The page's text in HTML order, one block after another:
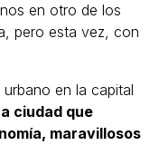
en otro de los
pero esta vez, con
en la capital
ciudad que
maravillosos